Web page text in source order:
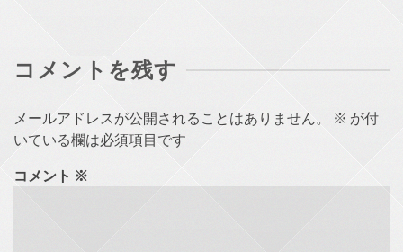
コメントを残す
メールアドレスが公開されることはありません。 ※ が付
いている欄は必須項目です
コメント ※